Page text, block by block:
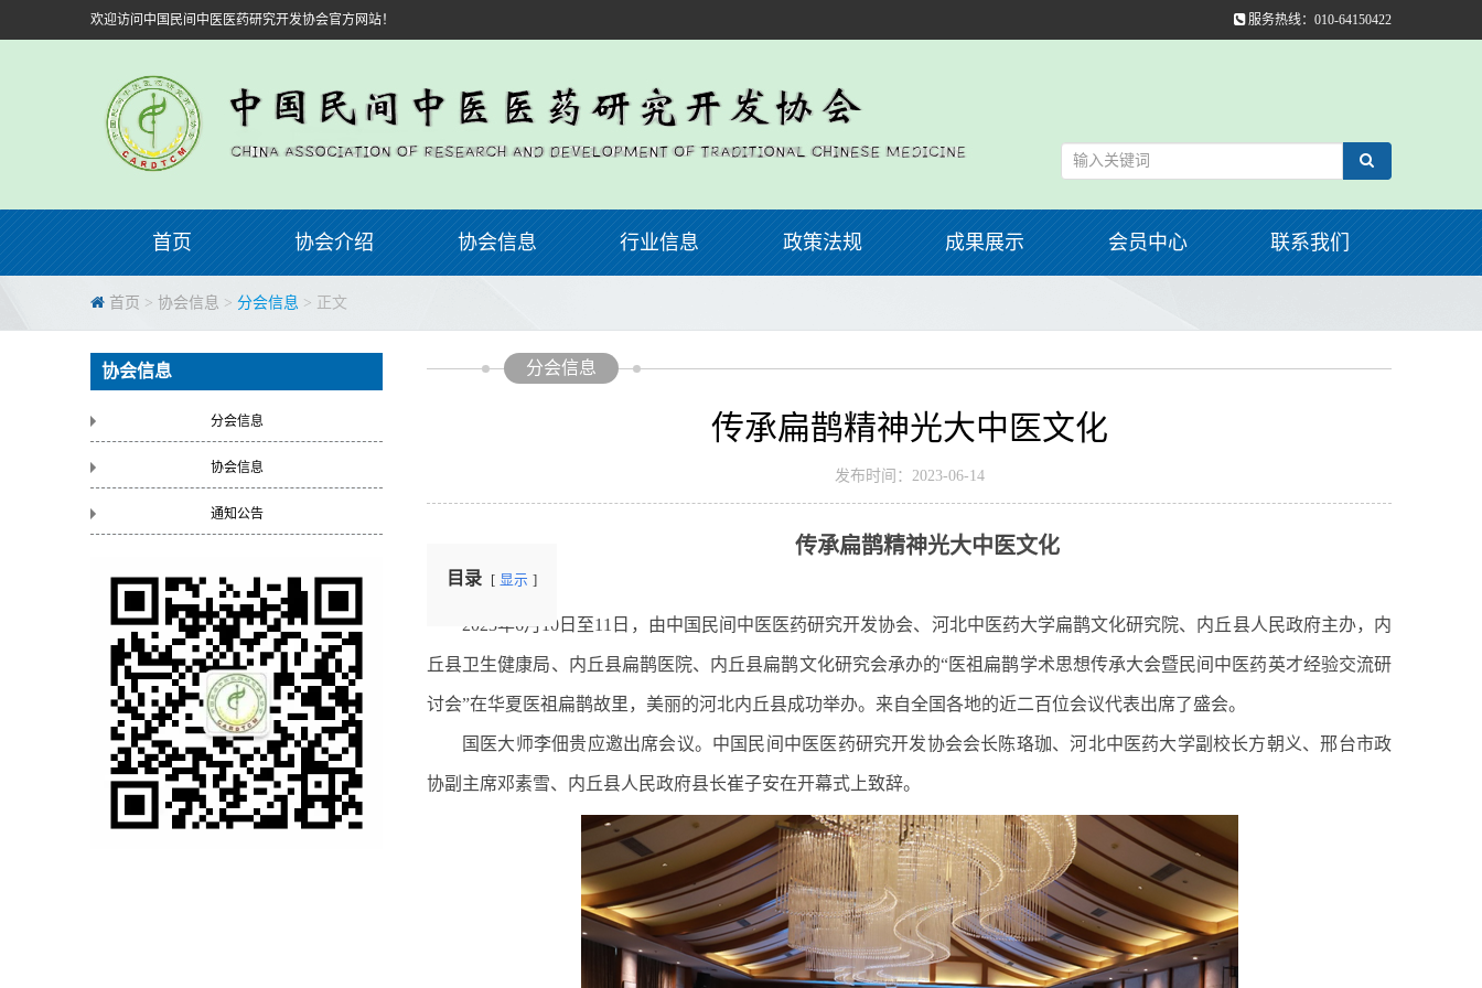
服务热线：010-64150422
欢迎访问中国民间中医医药研究开发协会官方网站！
首页 协会介绍 协会信息 行业信息 政策法规 成果展示 会员中心 联系我们
首页 > 协会信息 > 分会信息 > 正文
协会信息
分会信息
协会信息
通知公告
分会信息
传承扁鹊精神光大中医文化
发布时间：2023-06-14
目录 显示
传承扁鹊精神光大中医文化
2023年6月10日至11日，由中国民间中医医药研究开发协会、河北中医药大学扁鹊文化研究院、内丘县人民政府主办，内
丘县卫生健康局、内丘县扁鹊医院、内丘县扁鹊文化研究会承办的“医祖扁鹊学术思想传承大会暨民间中医药英才经验交流研
讨会”在华夏医祖扁鹊故里，美丽的河北内丘县成功举办。来自全国各地的近二百位会议代表出席了盛会。
国医大师李佃贵应邀出席会议。中国民间中医医药研究开发协会会长陈珞珈、河北中医药大学副校长方朝义、邢台市政
协副主席邓素雪、内丘县人民政府县长崔子安在开幕式上致辞。